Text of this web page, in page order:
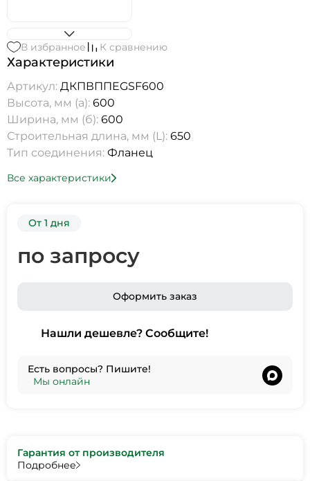
В избранное К сравнению
Характеристики
Артикул: ДКПВППEGSF600
Высота, мм (а): 600
Ширина, мм (б): 600
Строительная длина, мм (L): 650
Тип соединения: Фланец
Все характеристики
От 1 дня
по запросу
Оформить заказ
Нашли дешевле? Сообщите!
Есть вопросы? Пишите!
Мы онлайн
Гарантия от производителя
Подробнее